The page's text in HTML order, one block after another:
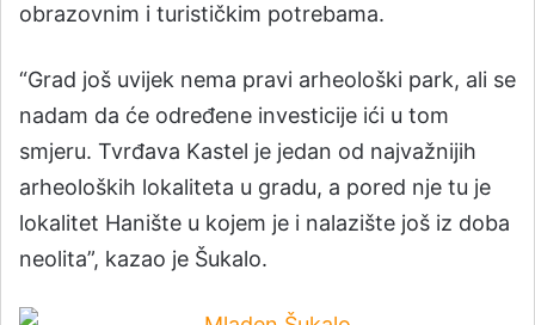
obrazovnim i turističkim potrebama.
“Grad još uvijek nema pravi arheološki park, ali se
nadam da će određene investicije ići u tom
smjeru. Tvrđava Kastel je jedan od najvažnijih
arheoloških lokaliteta u gradu, a pored nje tu je
lokalitet Hanište u kojem je i nalazište još iz doba
neolita”, kazao je Šukalo.